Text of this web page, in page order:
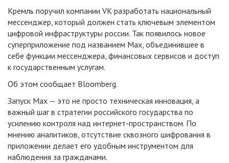
Кремль поручил компании VK разработать национальный
мессенджер, который должен стать ключевым элементом
цифровой инфраструктуры россии. Так появилось новое
суперприложение под названием Max, объединившее в
себе функции мессенджера, финансовых сервисов и доступ
к государственным услугам.
Об этом сообщает Bloomberg.
Запуск Max — это не просто техническая инновация, а
важный шаг в стратегии российского государства по
усилению контроля над интернет-пространством. По
мнению аналитиков, отсутствие сквозного шифрования в
приложении делает его удобным инструментом для
наблюдения за гражданами.